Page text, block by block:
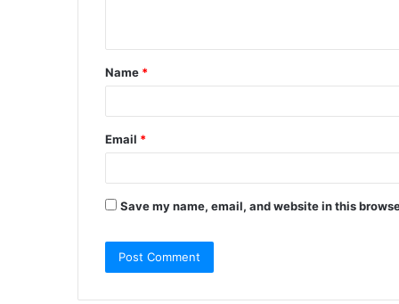
t
*
Name *
Email *
Save my name, email, and website in this